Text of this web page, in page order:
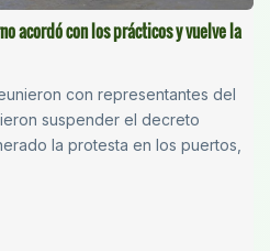
acordó con los prácticos y vuelve la
con representantes del
suspender el decreto
la protesta en los puertos,